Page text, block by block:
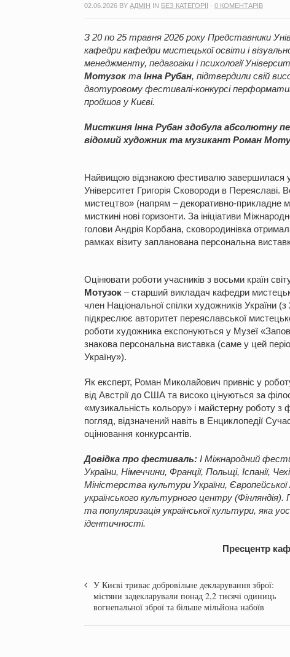
02.06.2026 BY АДМІН IN БЕЗ КАТЕГОРІЇ · 0 КОМЕНТАРІВ
З 20 по 25 травня 2026 року Представники
кафедри кафедри мистецької освіти і
менеджменту, педагогіки і психології
Мотузок та Інна Рубан, підтвердили свій
двотуровому фестивалі-конкурсі
пройшов у Києві.
Мисткиня Інна Рубан здобула абсолютну
відомий художник та музикант Роман
Найвищою відзнакою фестивалю завершилася
Університет Григорія Сковороди в Переяславі.
мистецтво» (напрям – декоративно-прикладне
мисткині нові горизонти. За ініціативи
голови Андрія Корбана, сковородинівка
рамках візиту запланована персональна
Оцінювати роботи учасників з восьми країн
Мотузок – старший викладач кафедри
член Національної спілки художників України
підкреслює авторитет переяславської
роботи художника експонуються у Музеї
знакова персональна виставка (саме у цей
Україну»).
Як експерт, Роман Миколайович привніс у
від Австрії до США та високо цінуються за
«музикальність кольору» і майстерну роботу
погляд, відзначений навіть в Енциклопедії
оцінювання конкурсантів.
Довідка про фестиваль: І Міжнародний
України, Німеччини, Франції, Польщі, Іспанії,
Міністерства культури України, Європейської
українського культурного центру
та популяризація української культури, яка
ідентичності.
Пресцентр
У Києві триває добровільне декларування зброї:
містяни задекларували понад 2,2 тисячі одиниць
вогнепальної зброї та більше мільйона набоїв